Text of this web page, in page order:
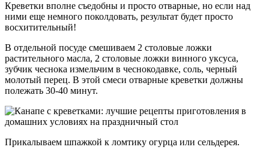
Креветки вполне съедобны и просто отварные, но если над
ними еще немного поколдовать, результат будет просто
восхитительный!
В отдельной посуде смешиваем 2 столовые ложки
растительного масла, 2 столовые ложки винного уксуса,
зубчик чеснока измельчим в чеснокодавке, соль, черный
молотый перец. В этой смеси отварные креветки должны
полежать 30-40 минут.
Прикалываем шпажкой к ломтику огурца или сельдерея.